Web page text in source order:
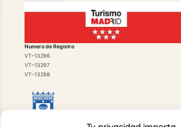
Numero de Registro
VT–13296
VT–13297
VT–13298